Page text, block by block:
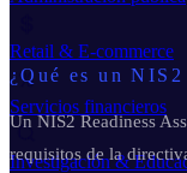
Retail & E-commerce
Servicios financieros
Investigación &
¿Qué es un NIS2
Un NIS2 Readiness
requisitos de la